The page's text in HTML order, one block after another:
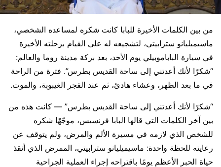
من بين الكلمات الأخيرة للبابا كانت شكره لمساعده الشخصي،
ماسيميليانو سترابيتي، لتشجيعه له على القيام برحلته الأخيرة
في سيارة الباباموبيلي يوم الأحد، بعد بركة مدينة روما والعالم:
“شكرًا لأنك أعدتني إلى ساحة القديس بطرس”. فترة من الراحة
في ما بعد الظهر، وعشاء هادئ، ثم عند الفجر الغيبوبة، والموت.
“شكرًا لأنك أعدتني إلى ساحة القديس بطرس” — كانت هذه من
بين آخر الكلمات التي قالها البابا فرنسيس، موجّهًا شكره
للشخص الذي لازمه في مسيرة الألم والمرض، ولم يتوقف عن
رعايته للحظة واحدة: ماسيميليانو سترابيتي، الممرض الذي أنقذ
حياة الحبر الأعظم يومًا باقتراحه إجراء العملية الجراحية